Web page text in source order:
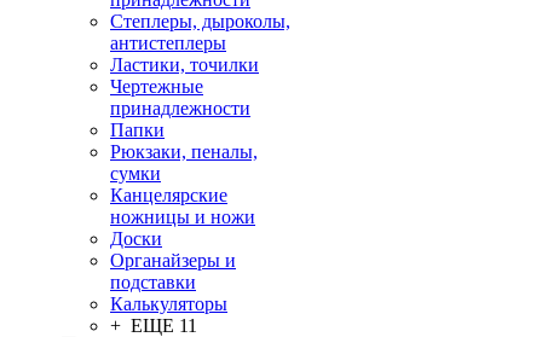
Степлеры, дыроколы,
антистеплеры
Ластики, точилки
Чертежные
принадлежности
Папки
Рюкзаки, пеналы,
сумки
Канцелярские
ножницы и ножи
Доски
Органайзеры и
подставки
Калькуляторы
+ ЕЩЕ 11